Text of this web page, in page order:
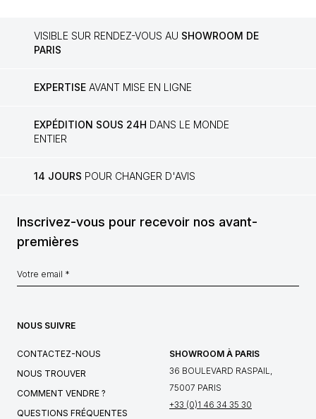
VISIBLE SUR RENDEZ-VOUS AU SHOWROOM DE
PARIS
EXPERTISE AVANT MISE EN LIGNE
EXPÉDITION SOUS 24H DANS LE MONDE
ENTIER
14 JOURS POUR CHANGER D'AVIS
Inscrivez-vous pour recevoir nos avant-
premières
NOUS SUIVRE
CONTACTEZ-NOUS
NOUS TROUVER
COMMENT VENDRE ?
QUESTIONS FRÉQUENTES
SHOWROOM À PARIS
36 BOULEVARD RASPAIL,
75007 PARIS
+33 (0)1 46 34 35 30